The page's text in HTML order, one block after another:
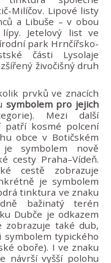
Milíčov. Lipové listy
a Libuše – v obou
Jetelový list ve
park Hrnčířsko-
části Lysolaje
živočišný druh
prvků ve znacích
symbolem pro jejich
Mezi další
patří kosmé polcení
obce v Botičském
symbolem nově
cesty Praha–Vídeň.
cestě zobrazuje
je symbolem
tinktura ve znaku
bažinatý terén
Dubče je odkazem
zobrazuje také dub,
typického
oboře). I ve znaku
návrší vyšší polohu